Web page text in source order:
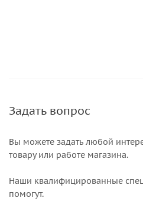
Задать вопрос
Вы можете задать любой
товару или работе магазина.
Наши квалифицированные
помогут.